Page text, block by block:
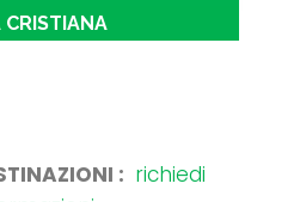
CRISTIANA
: richiedi